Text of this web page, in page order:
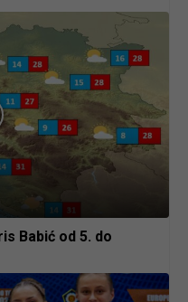
Babić od 5. do